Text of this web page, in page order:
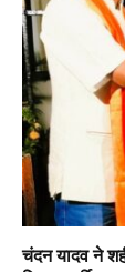
चंदन यादव ने